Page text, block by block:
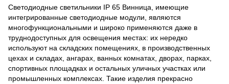
Светодиодные светильники IP 65 Винница, имеющие
интегрированные светодиодные модули, являются
многофункциональными и широко применяются даже в
труднодоступных для освещения местах: их нередко
используют на складских помещениях, в производственных
цехах и складах, ангарах, ванных комнатах, дворах, парках,
спортивных площадках и остальных уличных участках или
промышленных комплексах. Такие изделия прекрасно